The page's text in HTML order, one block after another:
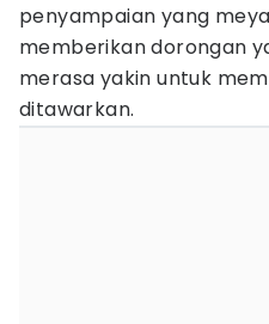
penyampaian yang
memberikan dorongan
merasa yakin untuk
ditawarkan.